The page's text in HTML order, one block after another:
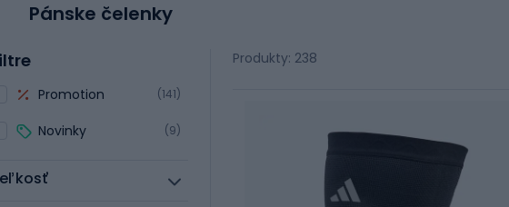
Pánske čelenky
Promotion (141)
Novinky (9)
Produkty: 238